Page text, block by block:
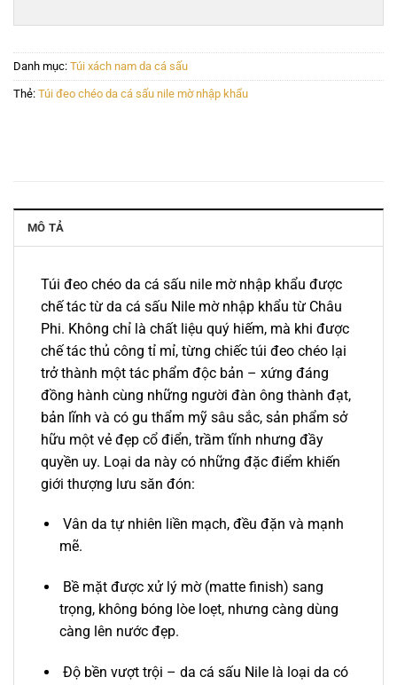
Danh mục: Túi xách nam da cá sấu
Thẻ: Túi đeo chéo da cá sấu nile mờ nhập khẩu
MÔ TẢ
Túi đeo chéo da cá sấu nile mờ nhập khẩu được
chế tác từ da cá sấu Nile mờ nhập khẩu từ Châu
Phi. Không chỉ là chất liệu quý hiếm, mà khi được
chế tác thủ công tỉ mỉ, từng chiếc túi đeo chéo lại
trở thành một tác phẩm độc bản – xứng đáng
đồng hành cùng những người đàn ông thành đạt,
bản lĩnh và có gu thẩm mỹ sâu sắc, sản phẩm sở
hữu một vẻ đẹp cổ điển, trầm tĩnh nhưng đầy
quyền uy. Loại da này có những đặc điểm khiến
giới thượng lưu săn đón:
Vân da tự nhiên liền mạch, đều đặn và mạnh
mẽ.
Bề mặt được xử lý mờ (matte finish) sang
trọng, không bóng lòe loẹt, nhưng càng dùng
càng lên nước đẹp.
Độ bền vượt trội – da cá sấu Nile là loại da có